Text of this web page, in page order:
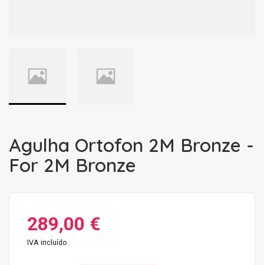
Agulha Ortofon 2M Bronze -
For 2M Bronze
289,00 €
IVA incluído.